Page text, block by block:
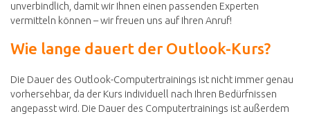
unverbindlich, damit wir Ihnen einen passenden Experten
vermitteln können – wir freuen uns auf Ihren Anruf!
Wie lange dauert der Outlook-Kurs?
Die Dauer des Outlook-Computertrainings ist nicht immer genau
vorhersehbar, da der Kurs individuell nach Ihren Bedürfnissen
angepasst wird. Die Dauer des Computertrainings ist außerdem